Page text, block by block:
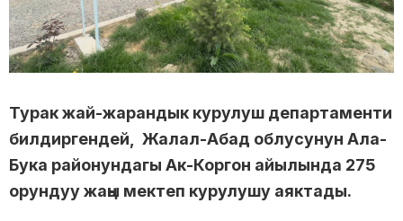
Турак жай-жарандык курулуш департаменти
билдиргендей, Жалал-Абад облусунун Ала-
Бука районундагы Ак-Коргон айылында 275
орундуу жаңы мектеп курулушу аяктады.